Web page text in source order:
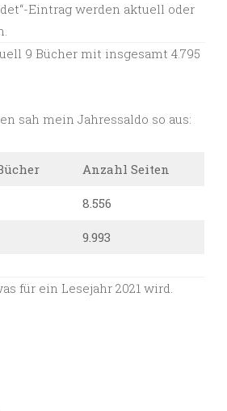
Eintrag werden aktuell oder
9 Bücher mit insgesamt 4.795
sah mein Jahressaldo so aus:
Anzahl Seiten
8.556
9.993
für ein Lesejahr 2021 wird.